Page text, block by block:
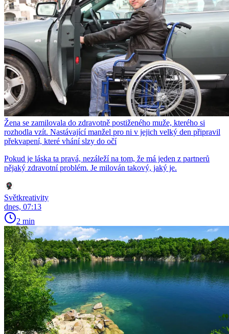
Žena se zamilovala do zdravotně postiženého muže, kterého si
rozhodla vzít. Nastávající manžel pro ni v jejich velký den připravil
překvapení, které vhání slzy do očí
Pokud je láska ta pravá, nezáleží na tom, že má jeden z partnerů
nějaký zdravotní problém. Je milován takový, jaký je.
Světkreativity
dnes, 07:13
2 min